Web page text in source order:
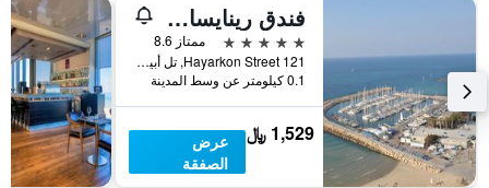
فندق رينايسانس تل أبيب
5 نجوم
ممتاز 8.6
121 Hayarkon Street, تل أبيب, منطقة متروبوليتان تل أبيب, اسرائيل
0.1 كيلومتر عن وسط المدينة
1,529 ﷼
عرض
الصفقة